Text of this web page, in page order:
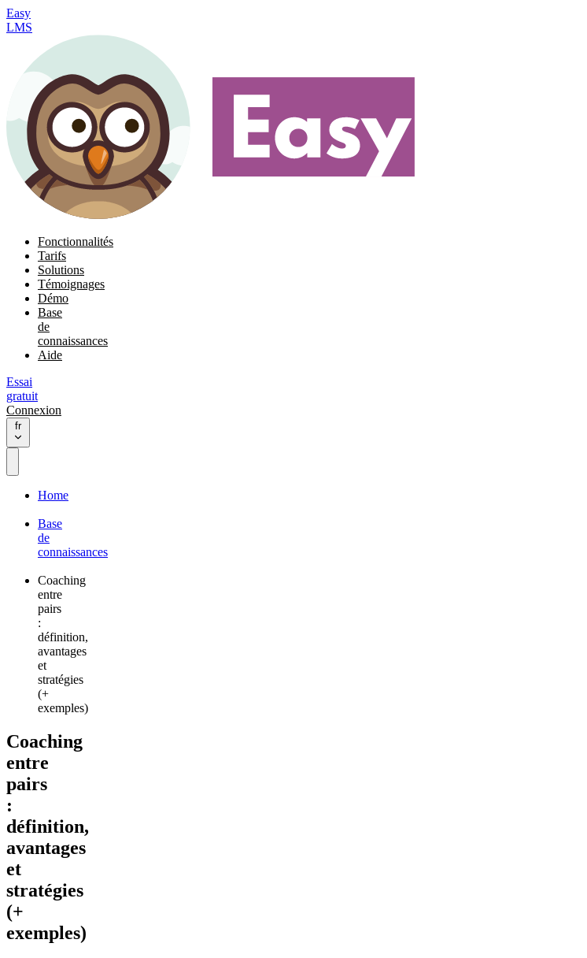
Easy
LMS
Fonctionnalités
Tarifs
Solutions
Témoignages
Démo
Base
de
connaissances
Aide
Essai
gratuit
Connexion
fr
Home
Base
de
connaissances
Coaching
entre
pairs
:
définition,
avantages
et
stratégies
(+
exemples)
Coaching
entre
pairs
:
définition,
avantages
et
stratégies
(+
exemples)